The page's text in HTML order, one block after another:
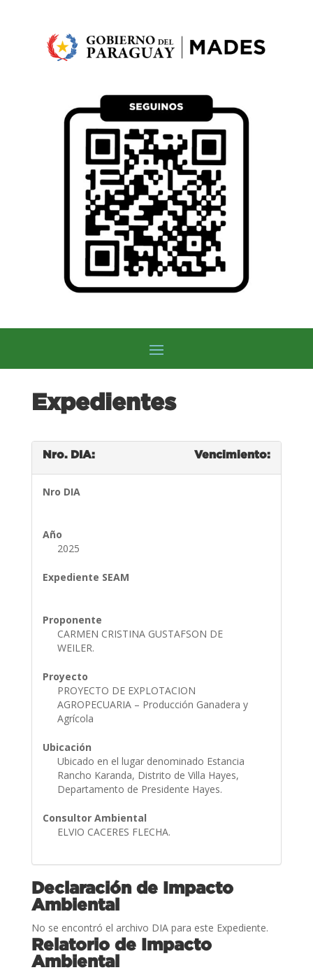
Expedientes
Nro. DIA: Vencimiento:
Nro DIA
Año
2025
Expediente SEAM
Proponente
CARMEN CRISTINA GUSTAFSON DE
WEILER.
Proyecto
PROYECTO DE EXPLOTACION
AGROPECUARIA – Producción Ganadera y
Agrícola
Ubicación
Ubicado en el lugar denominado Estancia
Rancho Karanda, Distrito de Villa Hayes,
Departamento de Presidente Hayes.
Consultor Ambiental
ELVIO CACERES FLECHA.
Declaración de Impacto
Ambiental
No se encontró el archivo DIA para este Expediente.
Relatorio de Impacto
Ambiental